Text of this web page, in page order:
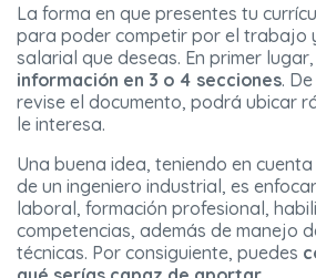
La forma en que presentes tu
para poder competir por el trabajo
salarial que deseas. En primer
información en 3 o 4 secciones.
revise el documento, podrá ubicar
le interesa.
Una buena idea, teniendo en
de un ingeniero industrial, es
laboral, formación profesional,
competencias, además de manejo
técnicas. Por consiguiente, puedes